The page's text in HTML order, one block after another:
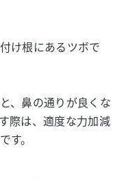
け根にあるツボで
、鼻の通りが良くな
際は、適度な力加減
す。